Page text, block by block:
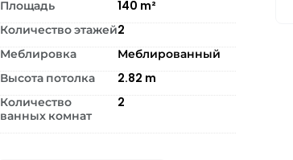
Площадь 140 m²
Количество этажей2
Меблировка
Меблированный
Высота потолка 2.82 m
Количество
ванных комнат
2